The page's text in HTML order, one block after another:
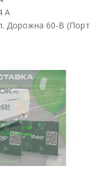
А
Дорожна 60-В (Порт